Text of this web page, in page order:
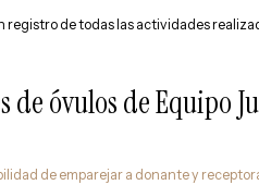
registro de todas las actividades
de óvulos de Equipo
de emparejar a donante y